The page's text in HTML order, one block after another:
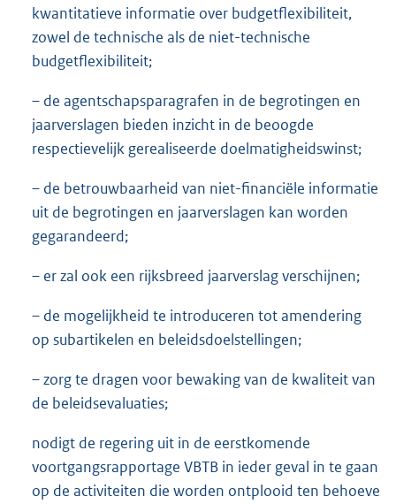
kwantitatieve informatie over budgetflexibiliteit,
zowel de technische als de niet-technische
budgetflexibiliteit;
– de agentschapsparagrafen in de begrotingen en
jaarverslagen bieden inzicht in de beoogde
respectievelijk gerealiseerde doelmatigheidswinst;
– de betrouwbaarheid van niet-financiële informatie
uit de begrotingen en jaarverslagen kan worden
gegarandeerd;
– er zal ook een rijksbreed jaarverslag verschijnen;
– de mogelijkheid te introduceren tot amendering
op subartikelen en beleidsdoelstellingen;
– zorg te dragen voor bewaking van de kwaliteit van
de beleidsevaluaties;
nodigt de regering uit in de eerstkomende
voortgangsrapportage VBTB in ieder geval in te gaan
op de activiteiten die worden ontplooid ten behoeve